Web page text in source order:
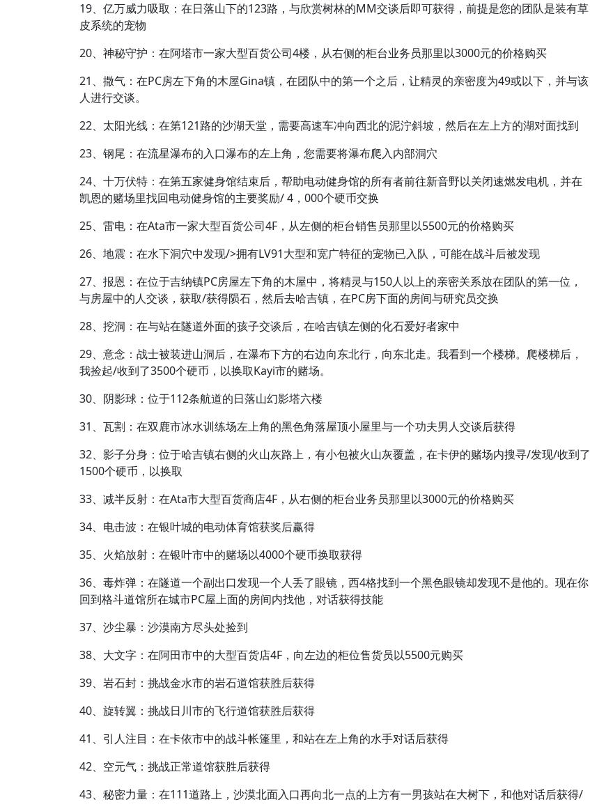
19、亿万威力吸取：在日落山下的123路，与欣赏树林的MM交谈后即可获得，前提是您的团队是装有草
皮系统的宠物
20、神秘守护：在阿塔市一家大型百货公司4楼，从右侧的柜台业务员那里以3000元的价格购买
21、撒气：在PC房左下角的木屋Gina镇，在团队中的第一个之后，让精灵的亲密度为49或以下，并与该
人进行交谈。
22、太阳光线：在第121路的沙湖天堂，需要高速车冲向西北的泥泞斜坡，然后在左上方的湖对面找到
23、钢尾：在流星瀑布的入口瀑布的左上角，您需要将瀑布爬入内部洞穴
24、十万伏特：在第五家健身馆结束后，帮助电动健身馆的所有者前往新音野以关闭速燃发电机，并在
凯恩的赌场里找回电动健身馆的主要奖励/ 4，000个硬币交换
25、雷电：在Ata市一家大型百货公司4F，从左侧的柜台销售员那里以5500元的价格购买
26、地震：在水下洞穴中发现/>拥有LV91大型和宽广特征的宠物已入队，可能在战斗后被发现
27、报恩：在位于吉纳镇PC房屋左下角的木屋中，将精灵与150人以上的亲密关系放在团队的第一位，
与房屋中的人交谈，获取/获得陨石，然后去哈吉镇，在PC房下面的房间与研究员交换
28、挖洞：在与站在隧道外面的孩子交谈后，在哈吉镇左侧的化石爱好者家中
29、意念：战士被装进山洞后，在瀑布下方的右边向东北行，向东北走。我看到一个楼梯。爬楼梯后，
我捡起/收到了3500个硬币，以换取Kayi市的赌场。
30、阴影球：位于112条航道的日落山幻影塔六楼
31、瓦割：在双鹿市冰水训练场左上角的黑色角落屋顶小屋里与一个功夫男人交谈后获得
32、影子分身：位于哈吉镇右侧的火山灰路上，有小包被火山灰覆盖，在卡伊的赌场内搜寻/发现/收到了
1500个硬币，以换取
33、减半反射：在Ata市大型百货商店4F，从右侧的柜台业务员那里以3000元的价格购买
34、电击波：在银叶城的电动体育馆获奖后赢得
35、火焰放射：在银叶市中的赌场以4000个硬币换取获得
36、毒炸弹：在隧道一个副出口发现一个人丢了眼镜，西4格找到一个黑色眼镜却发现不是他的。现在你
回到格斗道馆所在城市PC屋上面的房间内找他，对话获得技能
37、沙尘暴：沙漠南方尽头处捡到
38、大文字：在阿田市中的大型百货店4F，向左边的柜位售货员以5500元购买
39、岩石封：挑战金水市的岩石道馆获胜后获得
40、旋转翼：挑战日川市的飞行道馆获胜后获得
41、引人注目：在卡依市中的战斗帐篷里，和站在左上角的水手对话后获得
42、空元气：挑战正常道馆获胜后获得
43、秘密力量：在111道路上，沙漠北面入口再向北一点的上方有一男孩站在大树下，和他对话后获得/